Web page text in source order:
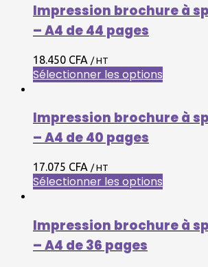
Impression brochure à
– A4 de 44 pages
18.450 CFA / HT
Sélectionner les options
Impression brochure à
– A4 de 40 pages
17.075 CFA / HT
Sélectionner les options
Impression brochure à
– A4 de 36 pages